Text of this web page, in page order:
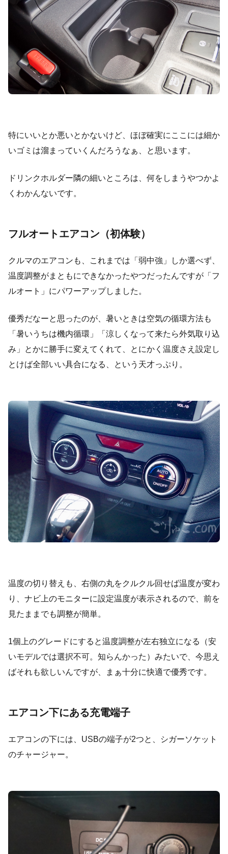
特にいいとか悪いとかないけど、ほぼ確実にここには細か
いゴミは溜まっていくんだろうなぁ、と思います。
ドリンクホルダー隣の細いところは、何をしまうやつかよ
くわかんないです。
フルオートエアコン（初体験）
クルマのエアコンも、これまでは「弱中強」しか選べず、
温度調整がまともにできなかったやつだったんですが「フ
ルオート」にパワーアップしました。
優秀だなーと思ったのが、暑いときは空気の循環方法も
「暑いうちは機内循環」「涼しくなって来たら外気取り込
み」とかに勝手に変えてくれて、とにかく温度さえ設定し
とけば全部いい具合になる、という天才っぷり。
温度の切り替えも、右側の丸をクルクル回せば温度が変わ
り、ナビ上のモニターに設定温度が表示されるので、前を
見たままでも調整が簡単。
1個上のグレードにすると温度調整が左右独立になる（安
いモデルでは選択不可。知らんかった）みたいで、今思え
ばそれも欲しいんですが、まぁ十分に快適で優秀です。
エアコン下にある充電端子
エアコンの下には、USBの端子が2つと、シガーソケット
のチャージャー。